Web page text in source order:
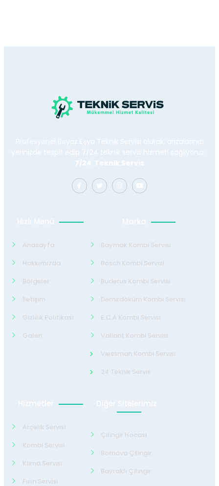
Profesyonel Beyaz Eşya Teknik Servisi olarak, arızalarınızı
yerinizde tespit edip 7/24 teknik servis hizmeti sağlıyoruz.
7/24 Teknik Servis
Hızlı Menü
Anasayfa
Hakkımızda
Bölgeler
İletişim
Gizlilik Politikası
Galeri
Marka
Baymak Kombi Servisi
Bosch Kombi Servisi
Buderus Kombi Servisi
Demirdöküm Kombi Servisi
E.C.A Kombi Servisi
Valiant Kombi Servisi
Viessman Kombi Servisi
24 Teknik Servis
Hizmetler
Arçelik Servisi
Kombi Servisi
Klima Servisi
Fırın Servisi
Diğer Sitelerimiz
Çilingir Hocası
Bornova Çilingir
Bayraklı Çilingir